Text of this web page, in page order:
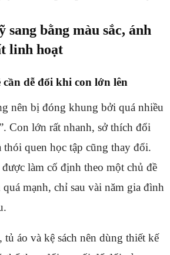
sang bằng màu sắc, ánh
linh hoạt
dễ đổi khi con lớn lên
nên bị đóng khung bởi quá nhiều
Con lớn rất nhanh, sở thích đổi
thói quen học tập cũng thay đổi.
làm cố định theo một chủ đề
mạnh, chỉ sau vài năm gia đình
áo và kệ sách nên dùng thiết kế